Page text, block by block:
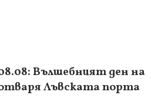
Вълшебният ден на
Лъвската порта